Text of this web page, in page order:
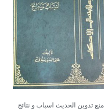
منع تدوین الحدیث اسباب و نتائج